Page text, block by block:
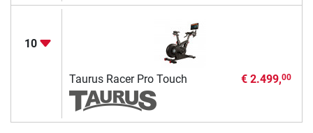
10
Taurus Racer Pro Touch € 2.499,00